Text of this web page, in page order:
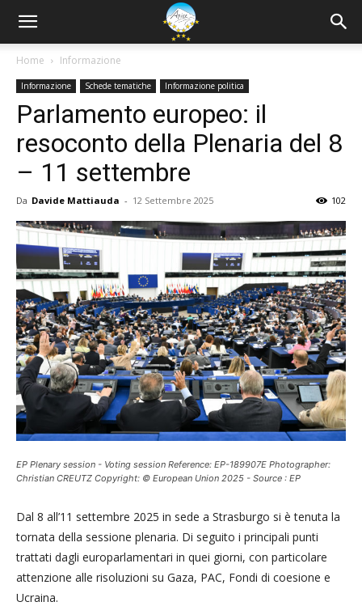
Home Informazione
Informazione Schede tematiche Informazione politica
Parlamento europeo: il
resoconto della Plenaria del 8
– 11 settembre
Da Davide Mattiauda - 12 Settembre 2025 102
EP Plenary session - Voting session Reference: EP-189907E Photographer:
Christian CREUTZ Copyright: © European Union 2025 - Source : EP
Dal 8 all’11 settembre 2025 in sede a Strasburgo si è tenuta la
tornata della sessione plenaria. Di seguito i principali punti
trattati dagli europarlamentari in quei giorni, con particolare
attenzione alle risoluzioni su Gaza, PAC, Fondi di coesione e
Ucraina.